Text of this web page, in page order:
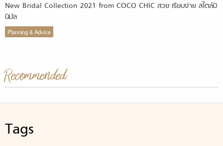
New Bridal Collection 2021 from COCO CHIC สวย เรียบง่าย สไตล์มิ
นิมัล
Planning & Advice
Recommended
Tags